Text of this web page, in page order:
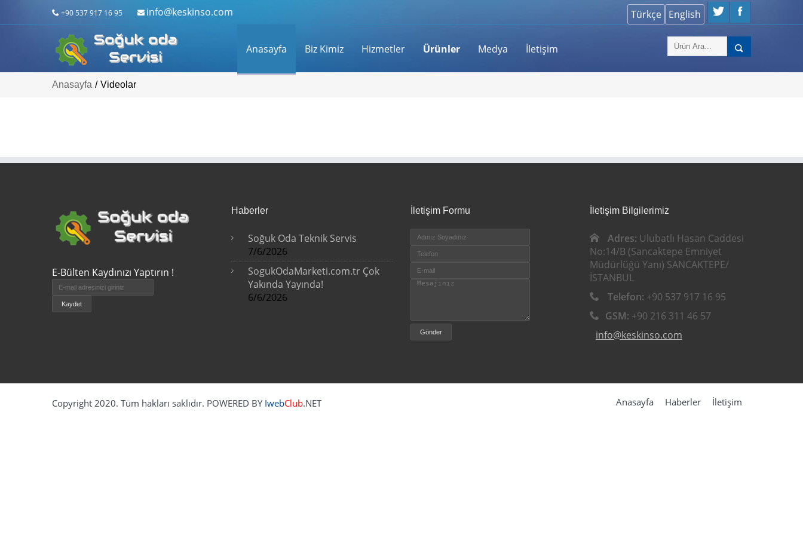
+90 537 917 16 95 info@keskinso.com
Anasayfa Biz Kimiz Hizmetler Ürünler Medya İletişim
Anasayfa / Videolar
E-Bülten Kaydınızı Yaptırın !
Haberler
Soğuk Oda Teknik Servis
7/6/2026
SogukOdaMarketi.com.tr Çok
Yakında Yayında!
6/6/2026
İletişim Formu İletişim Bilgilerimiz
Adres: Ulubatlı Hasan Caddesi
No:14/B (Sancaktepe Emniyet
Müdürlüğü Yanı) SANCAKTEPE/
İSTANBUL
Telefon: +90 537 917 16 95
GSM: +90 216 311 46 57
info@keskinso.com
Copyright 2020. Tüm hakları saklıdır. POWERED BY IwebClub.NET Anasayfa Haberler İletişim